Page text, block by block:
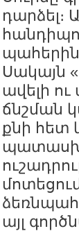
դարձել։
Սակայն
ավելի ու
ճնշման
քնի հետ
այլ